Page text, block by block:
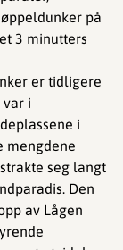
på
3 minutters
er tidligere
var i
i
mengdene
seg langt
Den
av Lågen